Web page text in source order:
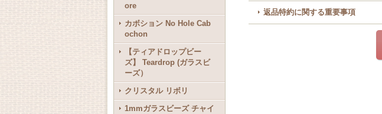
ore
カボション No Hole Cab
ochon
【ティアドロップビー
ズ】 Teardrop (ガラスビ
ーズ）
クリスタル リボリ
1mmガラスビーズ チャイ
返品特約に関する重要事項